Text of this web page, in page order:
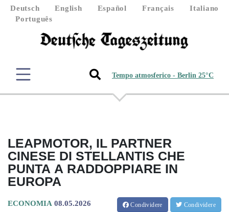
Deutsch English Español Français
Italiano
Português
Tempo atmosferico - Berlin 25°C
LEAPMOTOR, IL PARTNER
CINESE DI STELLANTIS CHE
PUNTA A RADDOPPIARE IN
EUROPA
ECONOMIA 08.05.2026 Condividere Condividere